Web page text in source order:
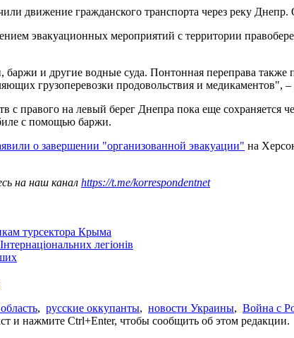
движение гражданского транспорта через реку Днепр.
эвакуационных мероприятий с территории
и другие водные суда. Понтонная переправа также
грузоперевозки продовольствия и медикаментов", –
с правого на левый берег Днепра пока еще сохраняется
с помощью баржи.
о завершении "организованной эвакуации" на
на наш канал https://t.me/korrespondentnet
турсектора Крыма
легіонів
, русские оккупанты, новости Украины, Война с
и нажмите Ctrl+Enter, чтобы сообщить об этом редакции.